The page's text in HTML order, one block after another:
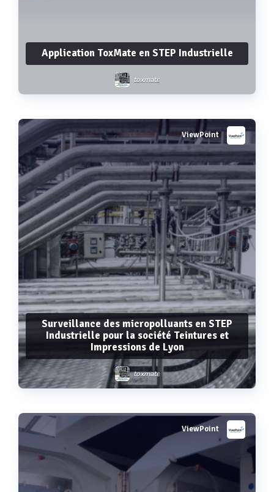
Application ToxMate en STEP Industrielle
toxmate
Voir plus ViewPoint
Surveillance des micropolluants en STEP
Industrielle pour la société Teintures et
Impressions de Lyon
toxmate
ViewPoint